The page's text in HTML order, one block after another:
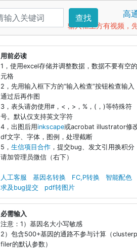
查找 高
输入框上方有视频，
用前必读
1，使用excel存储并调整数据，数据不要有空
元格
2，先用输入框下方的“输入检查”按钮检查输入
通过后再作图
3，表头请勿使用#，<，>，%，(，)等特殊符
号。默认仅支持英文字符
4，出图后用inkscape或acrobat illustrator修
df文字、字体，图例，处理截断
5， 生信项目合作 ，提交bug、发文引用换积分
请加管理员微信（右下）
人工客服 基因名转换 FC,P转换
智能配色
求及bug提交
pdf转图片
必需输入
注意：1）基因名大小写敏感
2）包含500+基因的通路不参与计算（
filer的默认参数）